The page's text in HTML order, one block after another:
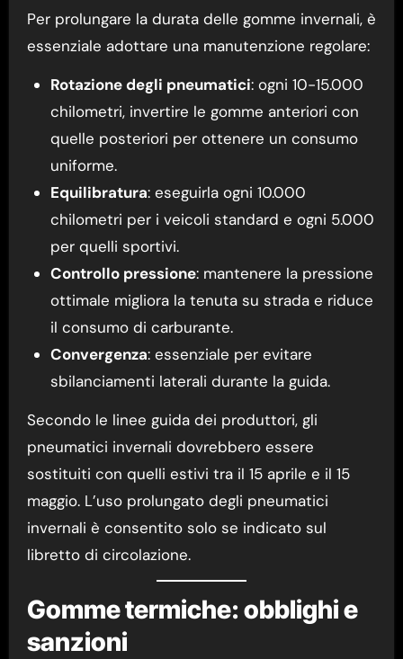
Per prolungare la durata delle gomme invernali, è
essenziale adottare una manutenzione regolare:
Rotazione degli pneumatici: ogni 10-15.000
chilometri, invertire le gomme anteriori con
quelle posteriori per ottenere un consumo
uniforme.
Equilibratura: eseguirla ogni 10.000
chilometri per i veicoli standard e ogni 5.000
per quelli sportivi.
Controllo pressione: mantenere la pressione
ottimale migliora la tenuta su strada e riduce
il consumo di carburante.
Convergenza: essenziale per evitare
sbilanciamenti laterali durante la guida.
Secondo le linee guida dei produttori, gli
pneumatici invernali dovrebbero essere
sostituiti con quelli estivi tra il 15 aprile e il 15
maggio. L’uso prolungato degli pneumatici
invernali è consentito solo se indicato sul
libretto di circolazione.
Gomme termiche: obblighi e
sanzioni